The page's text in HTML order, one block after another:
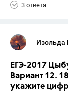
3 ответа
Изольда
ЕГЭ-2017
Вариант 12.
укажите